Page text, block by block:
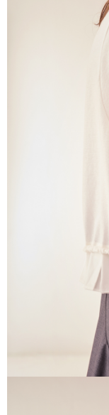
用戶於交易時，得透過
買賣價金債權讓與本公
2.基於同意付款使用「
資料（包含姓名、電話
由本公司與您本人進行
3.完整用戶服務條款，
每筆NT$60，滿
每筆NT$80，滿